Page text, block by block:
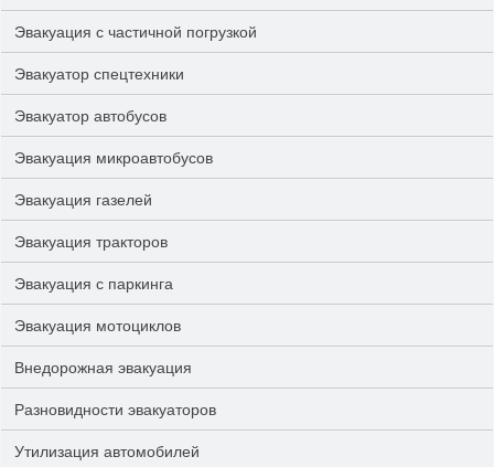
Эвакуация с частичной погрузкой
Эвакуатор спецтехники
Эвакуатор автобусов
Эвакуация микроавтобусов
Эвакуация газелей
Эвакуация тракторов
Эвакуация с паркинга
Эвакуация мотоциклов
Внедорожная эвакуация
Разновидности эвакуаторов
Утилизация автомобилей